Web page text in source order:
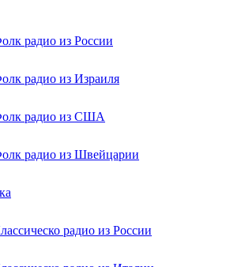
радио из России
радио из Израиля
радио из США
радио из Швейцарии
радио из России